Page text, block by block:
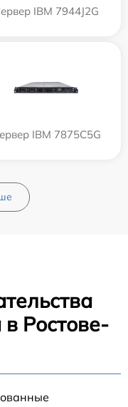
IBM 7944J2G
IBM 7875C5G
в Ростове-